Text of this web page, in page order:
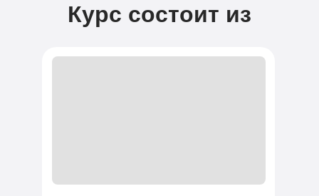
Курс состоит из